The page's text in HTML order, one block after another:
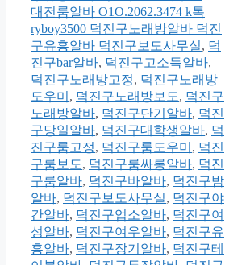
리
대전룸알바 O1O.2062.3474 k톡
ryboy3500 덕진구노래방알바 덕진
구유흥알바 덕진구보도사무실, 덕
진구bar알바, 덕진구고소득알바,
덕진구노래방고정, 덕진구노래방
도우미 , 덕진구노래방보도, 덕진구
노래방알바, 덕진구단기알바, 덕진
구당일알바, 덕진구대학생알바, 덕
진구룸고정, 덕진구룸도우미 , 덕진
구룸보도, 덕진구룸싸롱알바, 덕진
구룸알바, 덕진구바알바, 덕진구밤
알바, 덕진구보도사무실, 덕진구야
간알바, 덕진구업소알바, 덕진구여
성알바, 덕진구여우알바, 덕진구유
흥알바, 덕진구장기알바, 덕진구테